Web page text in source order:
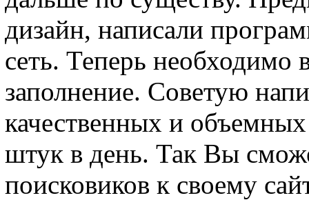
дизайн, написали
сеть. Теперь необходимо
заполнение. Советую
качественных и
штук в день. Так Вы
поисковиков к своему